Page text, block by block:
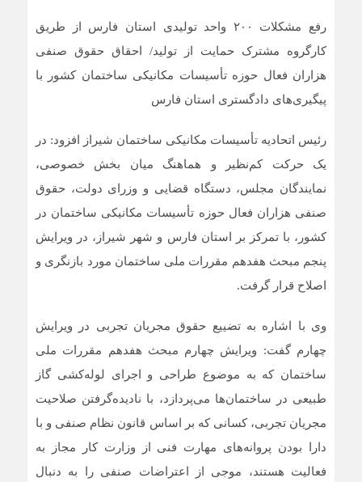
رفع مشکلات ۲۰۰ واحد تولیدی استان فارس از طریق
کارگروه مشترک حمایت از تولید/ احقاق حقوق صنفی
هزاران فعال حوزه تأسیسات مکانیکی ساختمان کشور با
پیگیری‌های دادگستری استان فارس
رئیس اتحادیه تأسیسات مکانیکی ساختمان شیراز افزود: در
یک حرکت کم‌نظیر و هماهنگ میان بخش خصوصی،
نمایندگان مجلس، دستگاه قضایی و وزرای دولت، حقوق
صنفی هزاران فعال حوزه تأسیسات مکانیکی ساختمان در
کشور، با تمرکز بر استان فارس و شهر شیراز، در ویرایش
پنجم مبحث هفدهم مقررات ملی ساختمان مورد بازنگری و
اصلاح قرار گرفت.
وی با اشاره به تضییع حقوق مجریان تجربی در ویرایش
چهارم گفت: ویرایش چهارم مبحث هفدهم مقررات ملی
ساختمان که به موضوع طراحی و اجرای لوله‌کشی گاز
طبیعی در ساختمان‌ها می‌پردازد، با نادیده‌گرفتن صلاحیت
مجریان تجربی، کسانی که بر اساس قانون نظام صنفی و با
دارا بودن پروانه‌های مهارت فنی از وزارت کار مجاز به
فعالیت هستند، موجی از اعتراضات صنفی را به دنبال